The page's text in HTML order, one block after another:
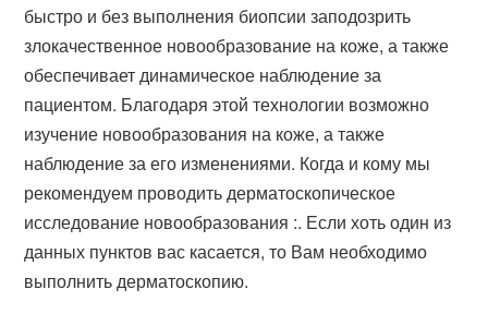
быстро и без выполнения биопсии заподозрить
злокачественное новообразование на коже, а также
обеспечивает динамическое наблюдение за
пациентом. Благодаря этой технологии возможно
изучение новообразования на коже, а также
наблюдение за его изменениями. Когда и кому мы
рекомендуем проводить дерматоскопическое
исследование новообразования :. Если хоть один из
данных пунктов вас касается, то Вам необходимо
выполнить дерматоскопию.